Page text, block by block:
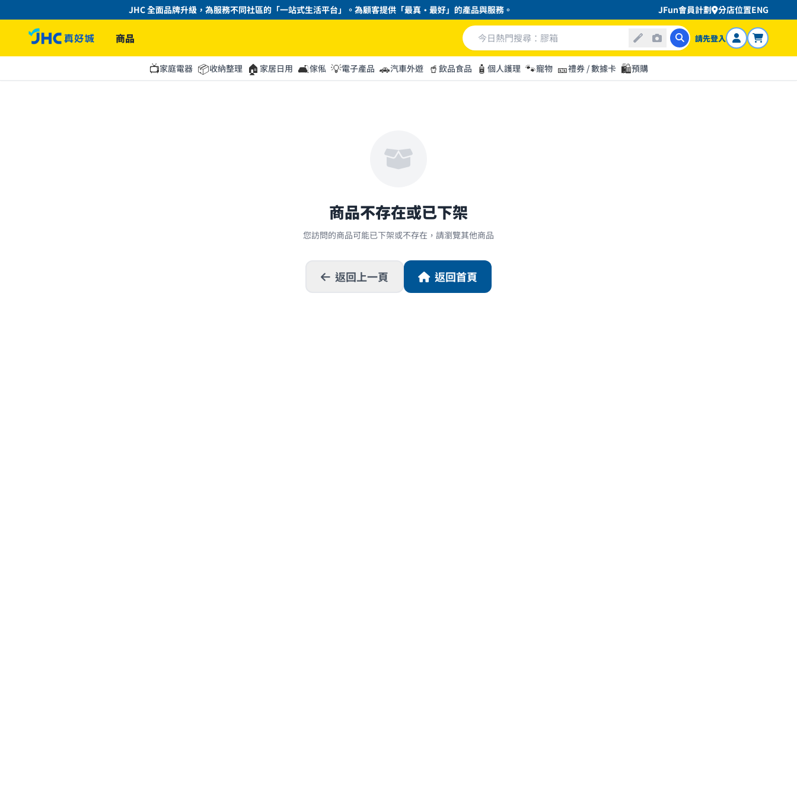
JHC 全面品牌升級，為服務不同社區的「一站式生活平台」。為顧客提供「最真・最好」的產品與服務。 JFun會員計劃 分店位置ENG
商品 請先登入
📺家庭電器 📦收納整理 🏠 家居日用 🛋️傢俬 💡電子產品 🚗汽車外遊 🥤 飲品食品 🧴 個人護理 🐾寵物 🎫禮券 / 數據卡 🛍️預購
商品不存在或已下架
您訪問的商品可能已下架或不存在，請瀏覽其他商品
返回上一頁 返回首頁